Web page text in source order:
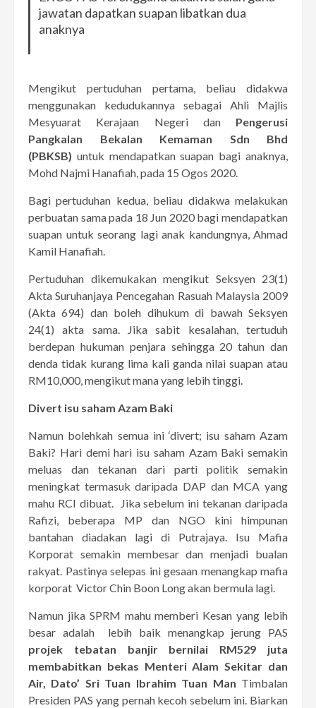
jawatan dapatkan suapan libatkan dua
anaknya
Mengikut pertuduhan pertama, beliau didakwa
menggunakan kedudukannya sebagai Ahli Majlis
Mesyuarat Kerajaan Negeri dan Pengerusi
Pangkalan Bekalan Kemaman Sdn Bhd
(PBKSB) untuk mendapatkan suapan bagi anaknya,
Mohd Najmi Hanafiah, pada 15 Ogos 2020.
Bagi pertuduhan kedua, beliau didakwa melakukan
perbuatan sama pada 18 Jun 2020 bagi mendapatkan
suapan untuk seorang lagi anak kandungnya, Ahmad
Kamil Hanafiah.
Pertuduhan dikemukakan mengikut Seksyen 23(1)
Akta Suruhanjaya Pencegahan Rasuah Malaysia 2009
(Akta 694) dan boleh dihukum di bawah Seksyen
24(1) akta sama. Jika sabit kesalahan, tertuduh
berdepan hukuman penjara sehingga 20 tahun dan
denda tidak kurang lima kali ganda nilai suapan atau
RM10,000, mengikut mana yang lebih tinggi.
Divert isu saham Azam Baki
Namun bolehkah semua ini ‘divert; isu saham Azam
Baki? Hari demi hari isu saham Azam Baki semakin
meluas dan tekanan dari parti politik semakin
meningkat termasuk daripada DAP dan MCA yang
mahu RCI dibuat. Jika sebelum ini tekanan daripada
Rafizi, beberapa MP dan NGO kini himpunan
bantahan diadakan lagi di Putrajaya. Isu Mafia
Korporat semakin membesar dan menjadi bualan
rakyat. Pastinya selepas ini gesaan menangkap mafia
korporat Victor Chin Boon Long akan bermula lagi.
Namun jika SPRM mahu memberi Kesan yang lebih
besar adalah lebih baik menangkap jerung PAS
projek tebatan banjir bernilai RM529 juta
membabitkan bekas Menteri Alam Sekitar dan
Air, Dato’ Sri Tuan Ibrahim Tuan Man Timbalan
Presiden PAS yang pernah kecoh sebelum ini. Biarkan